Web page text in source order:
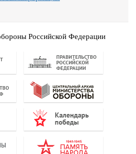
Российской Федерации